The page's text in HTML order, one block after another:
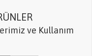
ve Kullanım